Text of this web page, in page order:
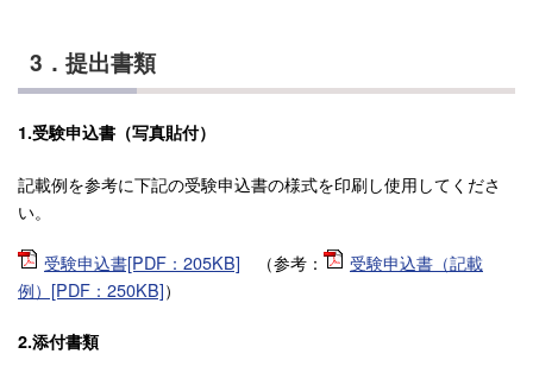
3．提出書類
1.受験申込書（写真貼付）
記載例を参考に下記の受験申込書の様式を印刷し使用してくださ
い。
受験申込書[PDF：205KB] （参考：
受験申込書（記載
例）[PDF：250KB]）
2.添付書類